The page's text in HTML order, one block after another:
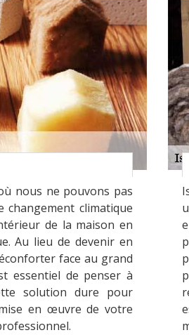
nous ne pouvons pas
climatique
de la maison en
Au lieu de devenir en
face au grand
essentiel de penser à
solution dure pour
en œuvre de votre